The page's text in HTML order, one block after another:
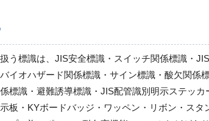
う標識は、JIS安全標識・スイッチ関係標識・
イオハザード関係標識・サイン標識・酸欠関
標識・避難誘導標識・JIS配管識別明示ステッ
板・KYボードバッジ・ワッペン・リボン・ス